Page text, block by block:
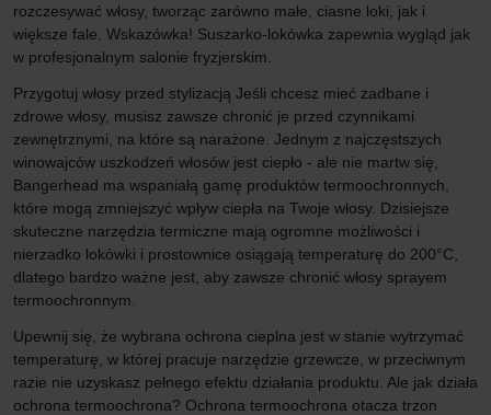
rozczesywać włosy, tworząc zarówno małe, ciasne loki, jak i
większe fale. Wskazówka! Suszarko-lokówka zapewnia wygląd jak
w profesjonalnym salonie fryzjerskim.
Przygotuj włosy przed stylizacją Jeśli chcesz mieć zadbane i
zdrowe włosy, musisz zawsze chronić je przed czynnikami
zewnętrznymi, na które są narażone. Jednym z najczęstszych
winowajców uszkodzeń włosów jest ciepło - ale nie martw się,
Bangerhead ma wspaniałą gamę produktów termoochronnych,
które mogą zmniejszyć wpływ ciepła na Twoje włosy. Dzisiejsze
skuteczne narzędzia termiczne mają ogromne możliwości i
nierzadko lokówki i prostownice osiągają temperaturę do 200°C,
dlatego bardzo ważne jest, aby zawsze chronić włosy sprayem
termoochronnym.
Upewnij się, że wybrana ochrona cieplna jest w stanie wytrzymać
temperaturę, w której pracuje narzędzie grzewcze, w przeciwnym
razie nie uzyskasz pełnego efektu działania produktu. Ale jak działa
ochrona termoochrona? Ochrona termoochrona otacza trzon